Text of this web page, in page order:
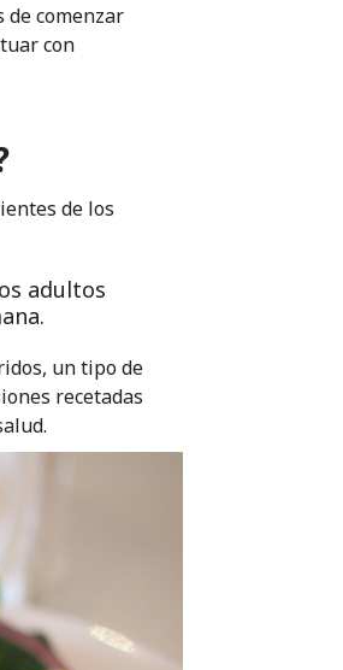
comenzar
con
de los
adultos
un tipo de
recetadas